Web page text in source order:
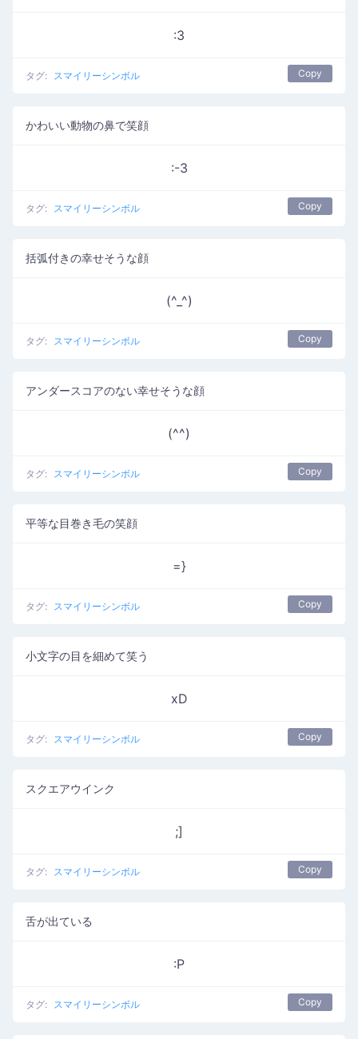
:3
タグ: スマイリーシンボル Copy
かわいい動物の鼻で笑顔
:-3
タグ: スマイリーシンボル Copy
括弧付きの幸せそうな顔
(^_^)
タグ: スマイリーシンボル Copy
アンダースコアのない幸せそうな顔
(^^)
タグ: スマイリーシンボル Copy
平等な目巻き毛の笑顔
=}
タグ: スマイリーシンボル Copy
小文字の目を細めて笑う
xD
タグ: スマイリーシンボル Copy
スクエアウインク
;]
タグ: スマイリーシンボル Copy
舌が出ている
:P
タグ: スマイリーシンボル Copy